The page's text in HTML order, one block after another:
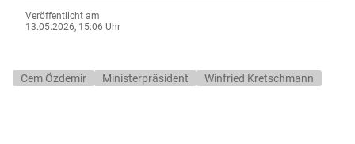
Veröffentlicht am
13.05.2026, 15:06 Uhr
Cem Özdemir Ministerpräsident Winfried Kretschmann